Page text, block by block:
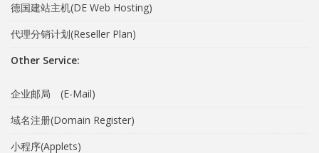
德国建站主机(DE Web Hosting)
代理分销计划(Reseller Plan)
Other Service:
企业邮局 (E-Mail)
域名注册(Domain Register)
小程序(Applets)